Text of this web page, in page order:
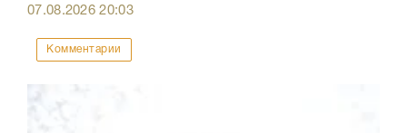
07.08.202620:03
Комментарии